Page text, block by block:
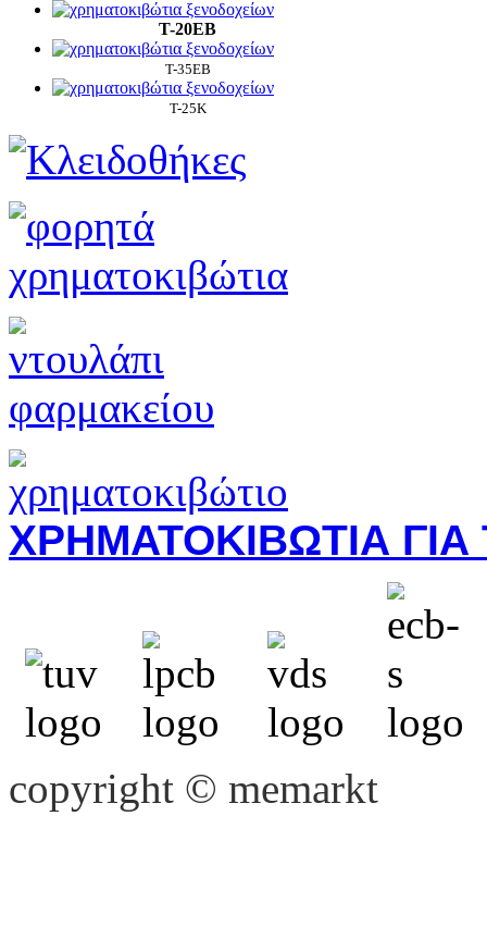
Τ-20ΕΒ
Τ-35ΕΒ
Τ-25Κ
ΧΡΗΜΑΤΟΚΙΒΩΤΙΑ
copyright © memarkt